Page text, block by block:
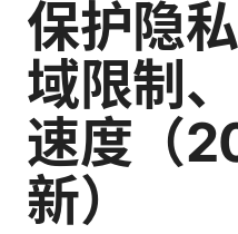
保护隐
域限制
速度（
新）